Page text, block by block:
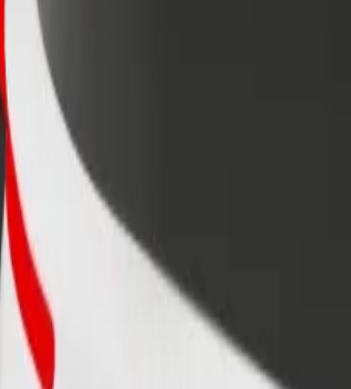
منتجات وخدمات بولت تم تطويرها